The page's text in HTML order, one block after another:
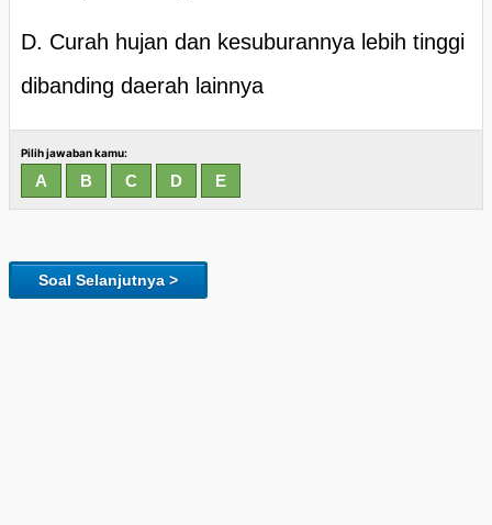
D. Curah hujan dan kesuburannya lebih tinggi
dibanding daerah lainnya
Pilih jawaban kamu:
Soal Selanjutnya >